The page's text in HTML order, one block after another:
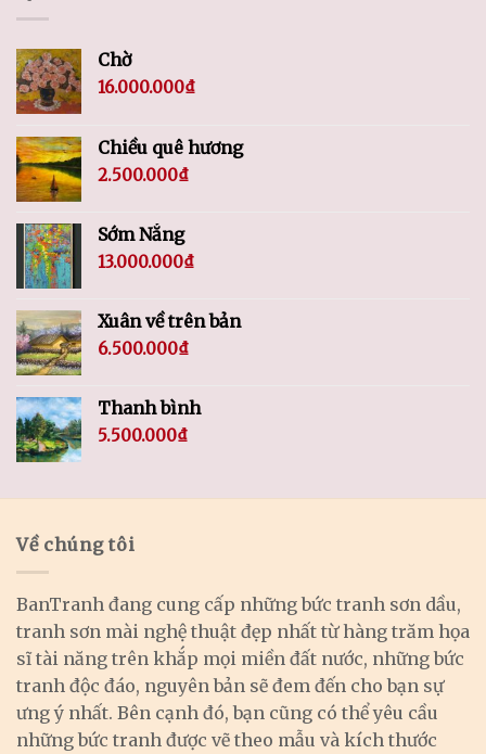
Chờ
16.000.000₫
Chiều quê hương
2.500.000₫
Sớm Nắng
13.000.000₫
Xuân về trên bản
6.500.000₫
Thanh bình
5.500.000₫
Về chúng tôi
BanTranh đang cung cấp những bức tranh sơn dầu,
tranh sơn mài nghệ thuật đẹp nhất từ hàng trăm họa
sĩ tài năng trên khắp mọi miền đất nước, những bức
tranh độc đáo, nguyên bản sẽ đem đến cho bạn sự
ưng ý nhất. Bên cạnh đó, bạn cũng có thể yêu cầu
những bức tranh được vẽ theo mẫu và kích thước